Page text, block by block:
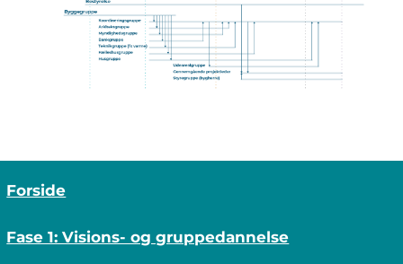
Forside
Fase 1: Visions- og gruppedannelse